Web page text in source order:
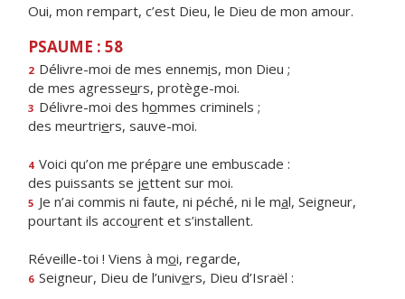
Oui, mon rempart, c’est Dieu, le Dieu de mon amour.
PSAUME : 58
2 Délivre-moi de mes ennemis, mon Dieu ;
de mes agresseurs, protège-moi.
3 Délivre-moi des hommes criminels ;
des meurtriers, sauve-moi.
4 Voici qu’on me prépare une embuscade :
des puissants se jettent sur moi.
5 Je n’ai commis ni faute, ni péché, ni le mal, Seigneur,
pourtant ils accourent et s’installent.
Réveille-toi ! Viens à moi, regarde,
6 Seigneur, Dieu de l’univers, Dieu d’Israël :